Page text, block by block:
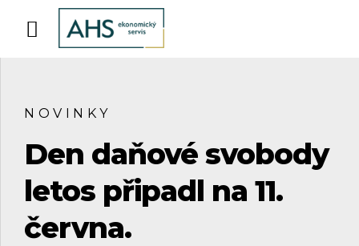
NOVINKY
Den daňové svobody
letos připadl na 11.
června.